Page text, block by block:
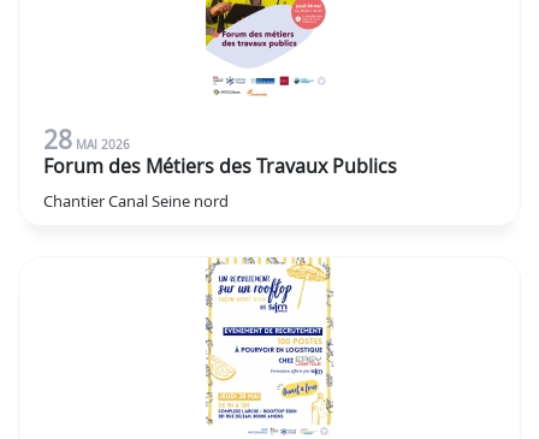
28 MAI 2026
Forum des Métiers des Travaux Publics
Chantier Canal Seine nord